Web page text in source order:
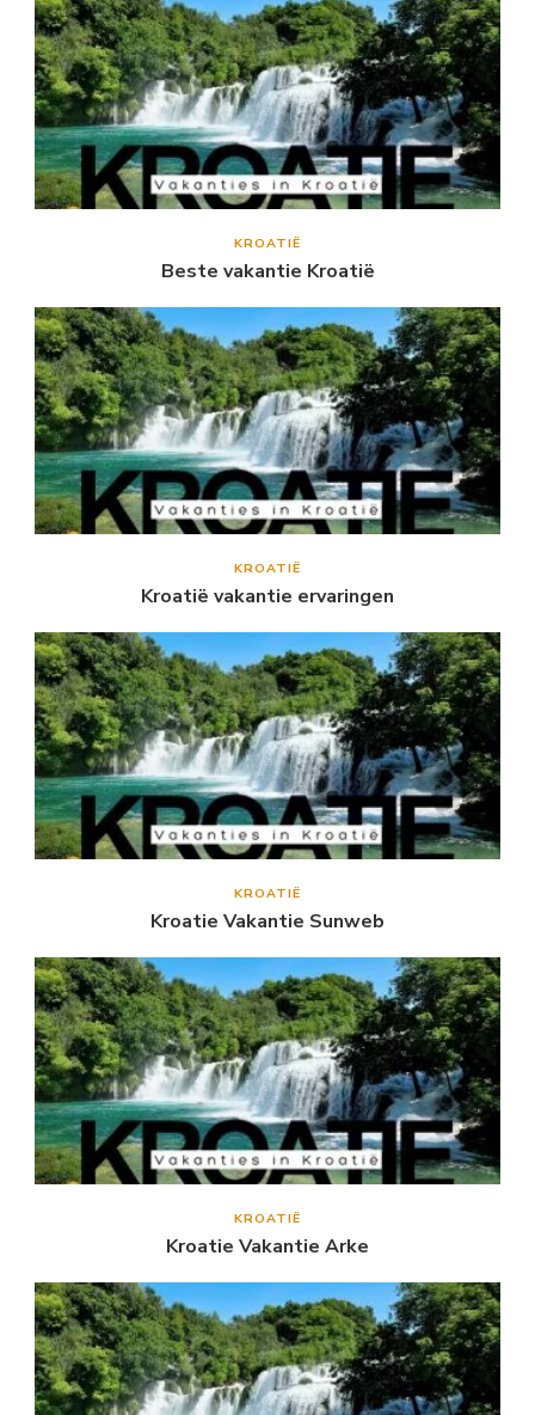
KROATIË
Beste vakantie Kroatië
KROATIË
Kroatië vakantie ervaringen
KROATIË
Kroatie Vakantie Sunweb
KROATIË
Kroatie Vakantie Arke